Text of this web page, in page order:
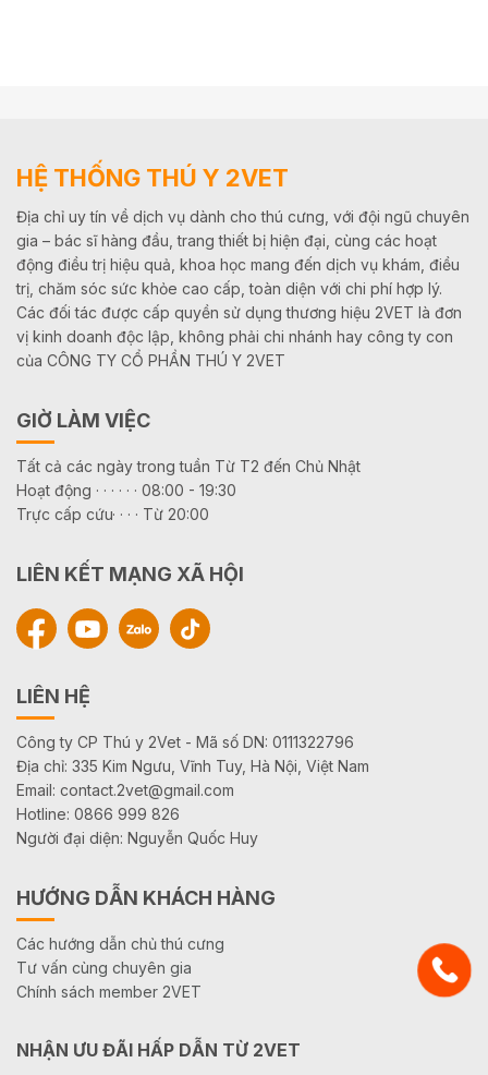
HỆ THỐNG THÚ Y 2VET
Địa chỉ uy tín về dịch vụ dành cho thú cưng, với đội ngũ chuyên
gia – bác sĩ hàng đầu, trang thiết bị hiện đại, cùng các hoạt
động điều trị hiệu quả, khoa học mang đến dịch vụ khám, điều
trị, chăm sóc sức khỏe cao cấp, toàn diện với chi phí hợp lý.
Các đối tác được cấp quyền sử dụng thương hiệu 2VET là đơn
vị kinh doanh độc lập, không phải chi nhánh hay công ty con
của CÔNG TY CỔ PHẦN THÚ Y 2VET
GIỜ LÀM VIỆC
Tất cả các ngày trong tuần Từ T2 đến Chủ Nhật
Hoạt động · · · · · · 08:00 - 19:30
Trực cấp cứu· · · · Từ 20:00
LIÊN KẾT MẠNG XÃ HỘI
LIÊN HỆ
Công ty CP Thú y 2Vet - Mã số DN: 0111322796
Địa chỉ: 335 Kim Ngưu, Vĩnh Tuy, Hà Nội, Việt Nam
Email: contact.2vet@gmail.com
Hotline: 0866 999 826
Người đại diện: Nguyễn Quốc Huy
HƯỚNG DẪN KHÁCH HÀNG
Các hướng dẫn chủ thú cưng
Tư vấn cùng chuyên gia
Chính sách member 2VET
NHẬN ƯU ĐÃI HẤP DẪN TỪ 2VET